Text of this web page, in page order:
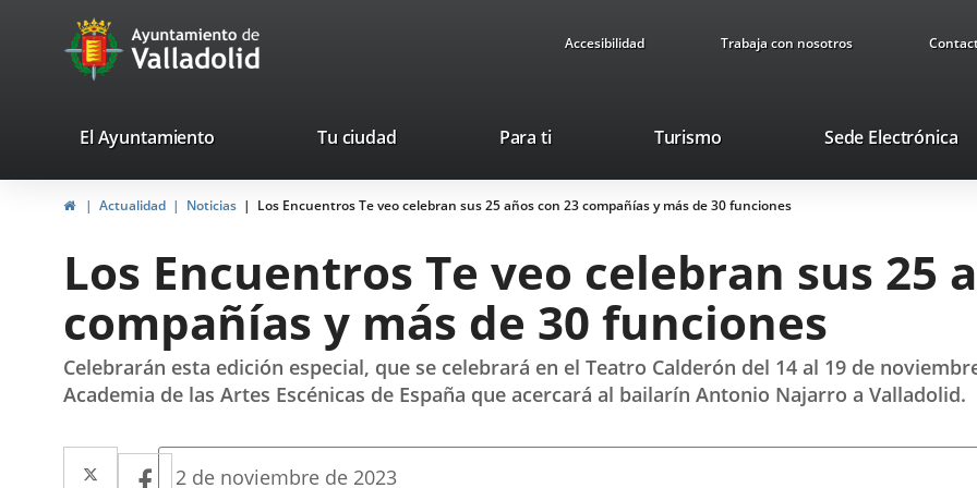
Portal
Web
Ayuntamiento
de
Accesibilidad Trabaja con nosotros
valladolid.es
El Ayuntamiento Tu ciudad Para ti TurismoEste
se
abrirá
ventana
Sede Electrónica
InicioActualidad Noticias Los Encuentros Te veo celebran sus 25 años con 23 compañías y más de 30 funciones
Los Encuentros Te veo celebran sus 25
compañías y más de 30 funciones
Celebrarán esta edición especial, que se celebrará en el Teatro Calderón del 14 al 19 de
Academia de las Artes Escénicas de España que acercará al bailarín Antonio Najarro a Valladolid.
Twitter
EnlaceFacebook
Enlace
Fecha
2 de noviembre de 2023